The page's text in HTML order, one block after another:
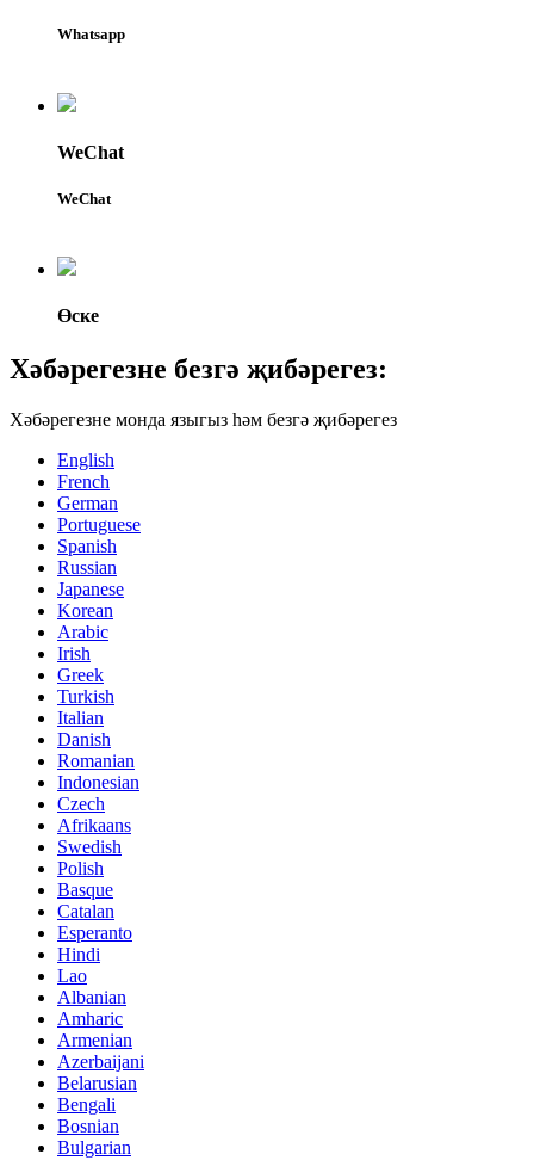
Whatsapp
WeChat
WeChat
Өске
Хәбәрегезне безгә җибәрегез:
Хәбәрегезне монда языгыз һәм безгә җибәрегез
English
French
German
Portuguese
Spanish
Russian
Japanese
Korean
Arabic
Irish
Greek
Turkish
Italian
Danish
Romanian
Indonesian
Czech
Afrikaans
Swedish
Polish
Basque
Catalan
Esperanto
Hindi
Lao
Albanian
Amharic
Armenian
Azerbaijani
Belarusian
Bengali
Bosnian
Bulgarian